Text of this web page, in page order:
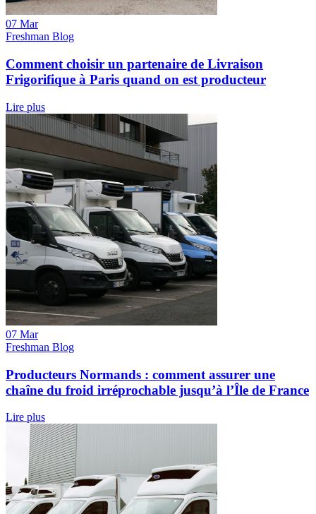
07 Mar
Freshman Blog
Comment choisir un partenaire de Livraison
Frigorifique à Paris quand on est producteur
Lire plus
07 Mar
Freshman Blog
Producteurs Normands : comment assurer une
chaîne du froid irréprochable jusqu’à l’Île de France
Lire plus